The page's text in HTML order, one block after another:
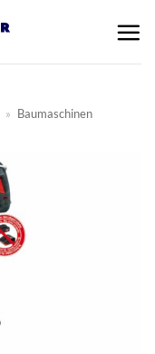
» Baumaschinen